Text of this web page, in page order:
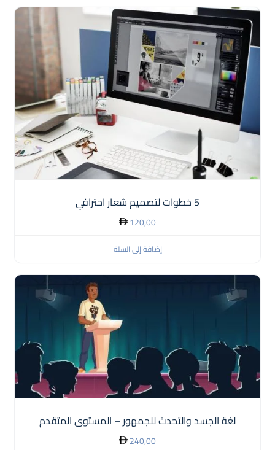
5 خطوات لتصميم شعار احترافي
120,00
إضافة إلى السلة
لغة الجسد والتحدث للجمهور – المستوى المتقدم
240,00